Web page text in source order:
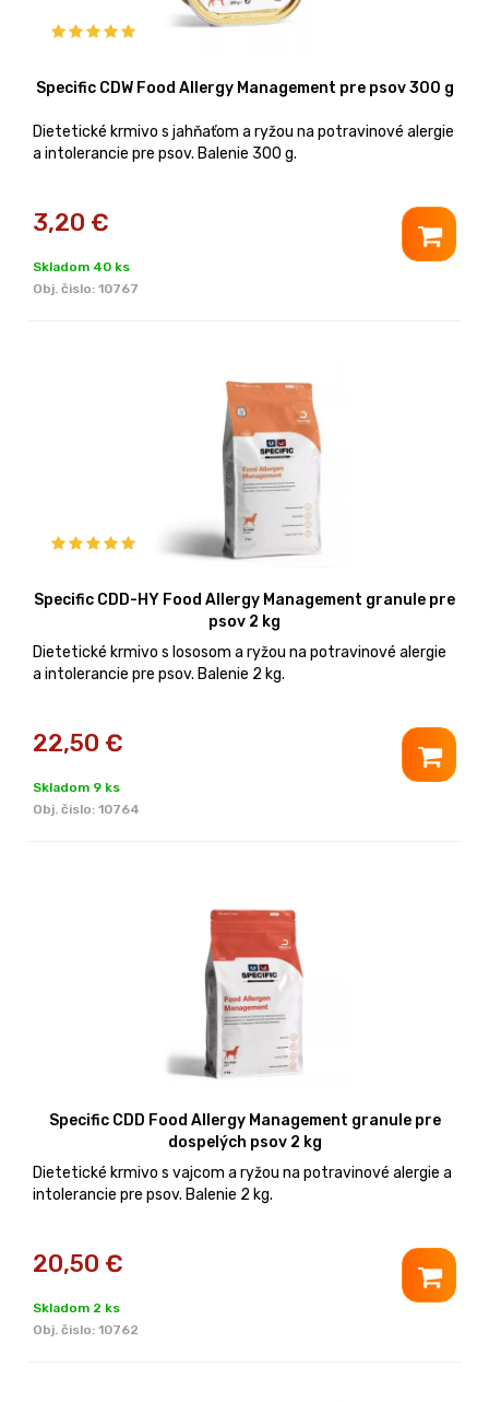
Specific CDW Food Allergy Management pre psov 300 g
Dietetické krmivo s jahňaťom a ryžou na potravinové alergie
a intolerancie pre psov. Balenie 300 g.
3,20 €
Skladom 40 ks
Obj. čislo: 10767
Specific CDD-HY Food Allergy Management granule pre
psov 2 kg
Dietetické krmivo s lososom a ryžou na potravinové alergie
a intolerancie pre psov. Balenie 2 kg.
22,50 €
Skladom 9 ks
Obj. čislo: 10764
Specific CDD Food Allergy Management granule pre
dospelých psov 2 kg
Dietetické krmivo s vajcom a ryžou na potravinové alergie a
intolerancie pre psov. Balenie 2 kg.
20,50 €
Skladom 2 ks
Obj. čislo: 10762